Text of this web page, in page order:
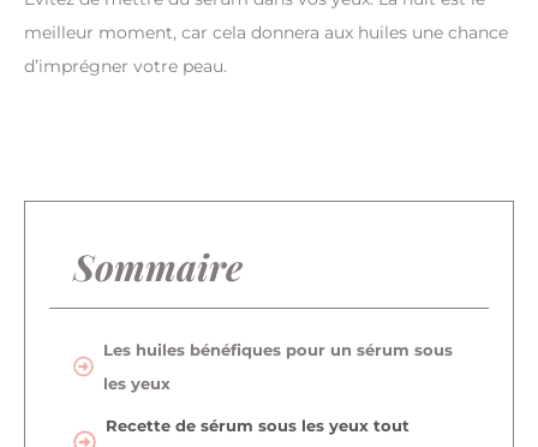
meilleur moment, car cela donnera aux huiles une chance
d’imprégner votre peau.
Sommaire
Les huiles bénéfiques pour un sérum sous
les yeux
Recette de sérum sous les yeux tout